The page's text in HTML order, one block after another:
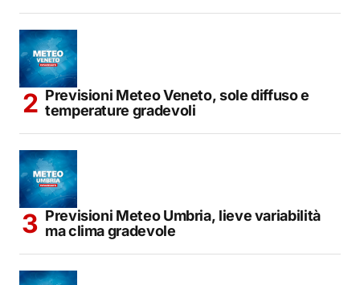
Previsioni Meteo Veneto, sole diffuso e
temperature gradevoli
Previsioni Meteo Umbria, lieve variabilità
ma clima gradevole